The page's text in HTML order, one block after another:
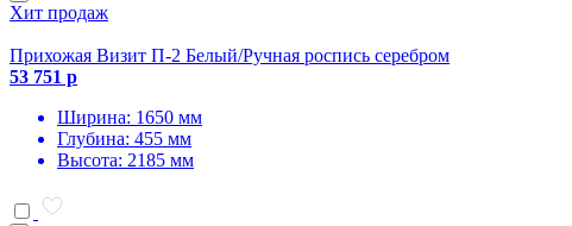
Хит продаж
Прихожая Визит П-2 Белый/Ручная роспись серебром
53 751 р
Ширина: 1650 мм
Глубина: 455 мм
Высота: 2185 мм